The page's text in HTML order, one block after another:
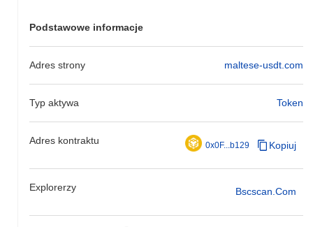
Podstawowe informacje
Adres strony maltese-usdt.com
Typ aktywa Token
Adres kontraktu 0x0F...b129 Kopiuj
Explorerzy Bscscan.com